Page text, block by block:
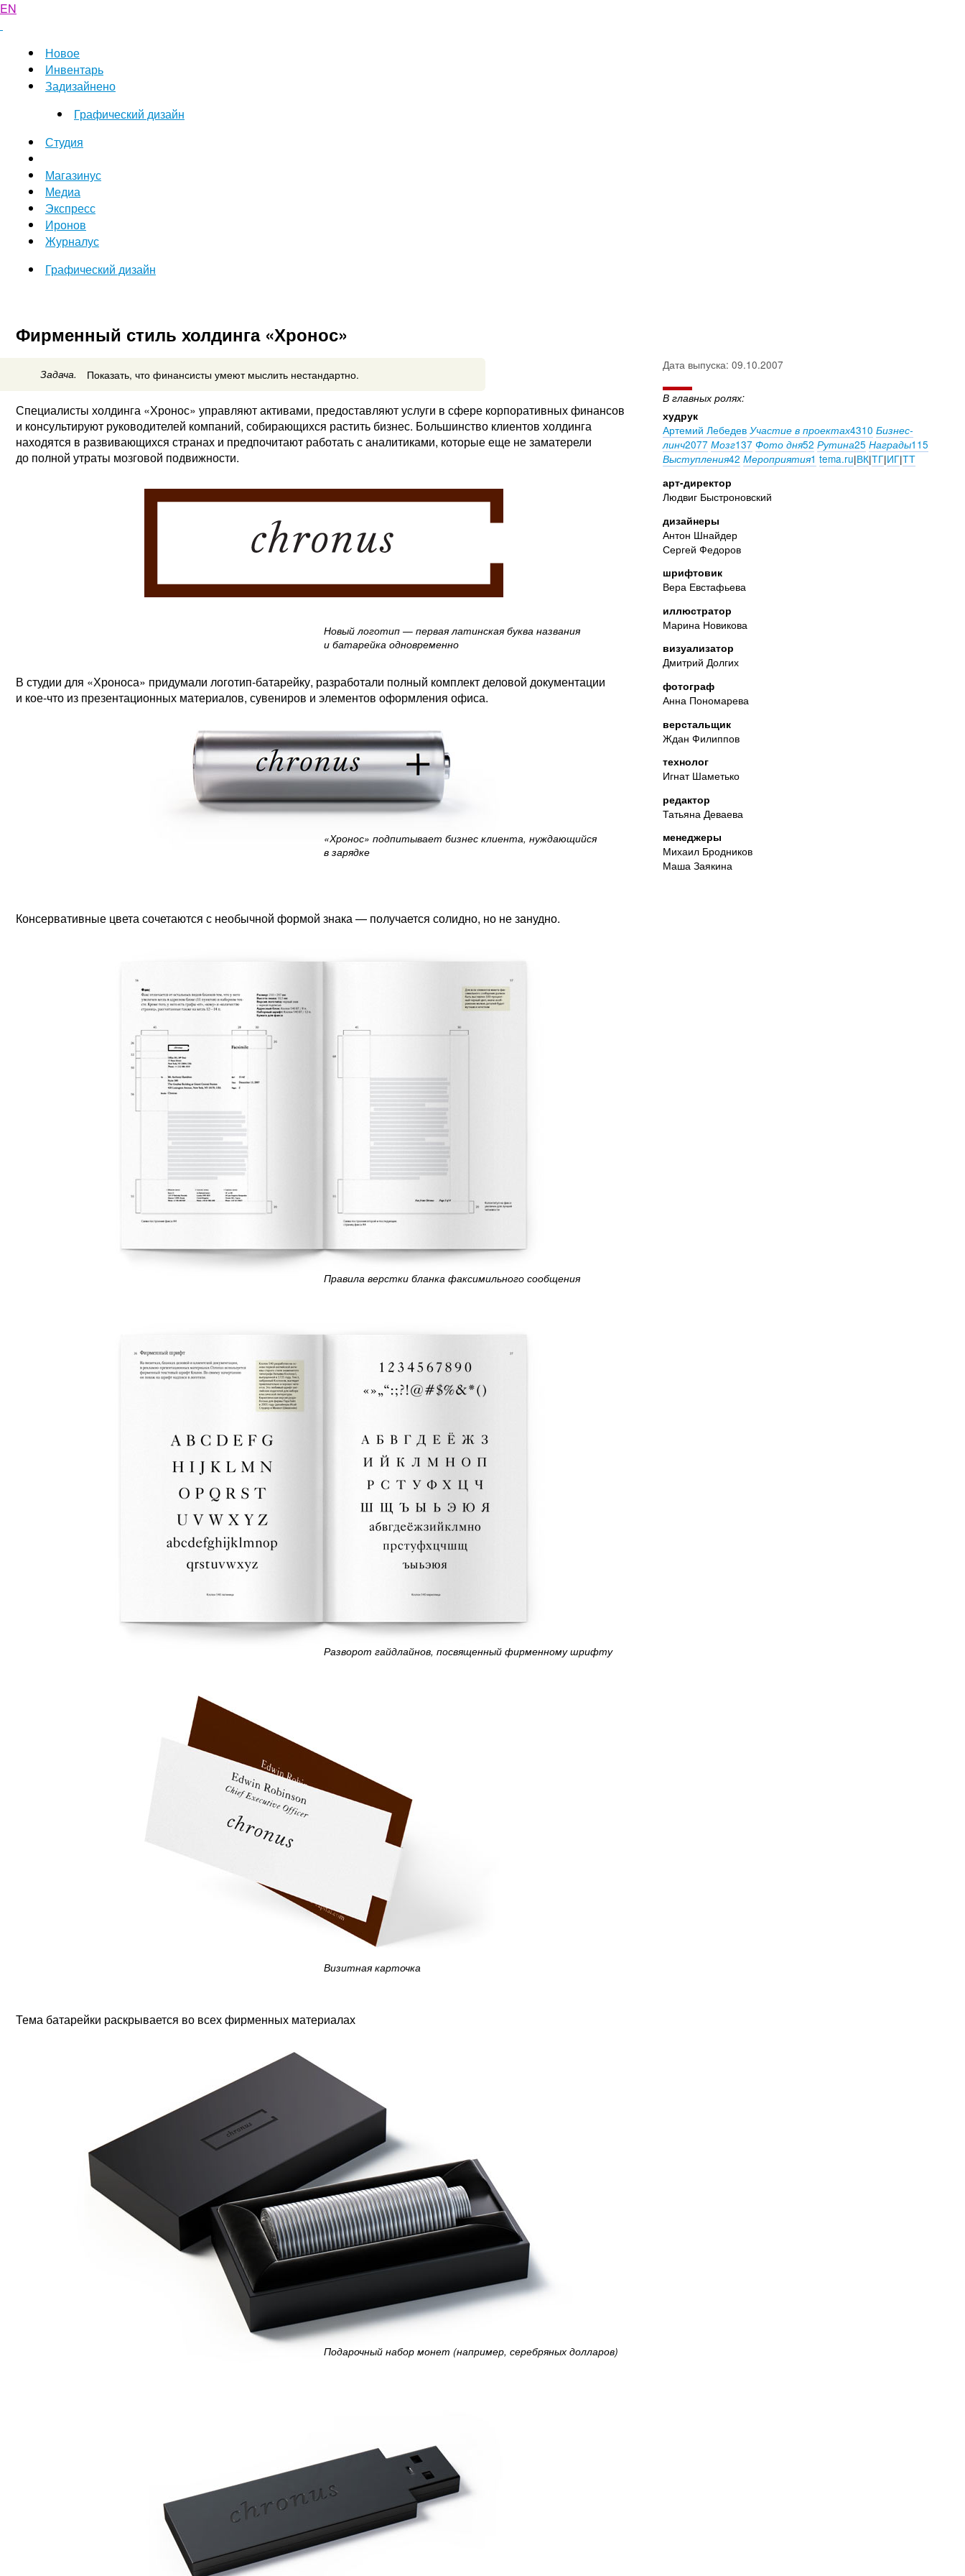
EN
Новое
Инвентарь
Задизайнено
Графический дизайн
Студия
Магазинус
Медиа
Экспресс
Иронов
Журналус
Графический дизайн
Фирменный стиль холдинга «Хронос»
Задача. Показать, что финансисты умеют мыслить нестандартно.
Специалисты холдинга «Хронос» управляют активами, предоставляют услуги в сфере корпоративных финансов
и консультируют руководителей компаний, собирающихся растить бизнес. Большинство клиентов холдинга
находятся в развивающихся странах и предпочитают работать с аналитиками, которые еще не заматерели
до полной утраты мозговой подвижности.
Новый логотип — первая латинская буква названия
и батарейка одновременно
В студии для «Хроноса» придумали логотип-батарейку, разработали полный комплект деловой документации
и кое-что из презентационных материалов, сувениров и элементов оформления офиса.
«Хронос» подпитывает бизнес клиента, нуждающийся
в зарядке
Консервативные цвета сочетаются с необычной формой знака — получается солидно, но не занудно.
Правила верстки бланка факсимильного сообщения
Разворот гайдлайнов, посвященный фирменному шрифту
Визитная карточка
Тема батарейки раскрывается во всех фирменных материалах
Подарочный набор монет (например, серебряных долларов)
Дата выпуска: 09.10.2007
В главных ролях:
худрук
Артемий Лебедев Участие в проектах4310 Бизнес-
линч2077 Мозг137 Фото дня52 Рутина25 Награды115
Выступления42 Мероприятия1 tema.ru|ВК|ТГ|ИГ|ТТ
арт-директор
Людвиг Быстроновский
дизайнеры
Антон Шнайдер
Сергей Федоров
шрифтовик
Вера Евстафьева
иллюстратор
Марина Новикова
визуализатор
Дмитрий Долгих
фотограф
Анна Пономарева
верстальщик
Ждан Филиппов
технолог
Игнат Шаметько
редактор
Татьяна Деваева
менеджеры
Михаил Бродников
Маша Заякина